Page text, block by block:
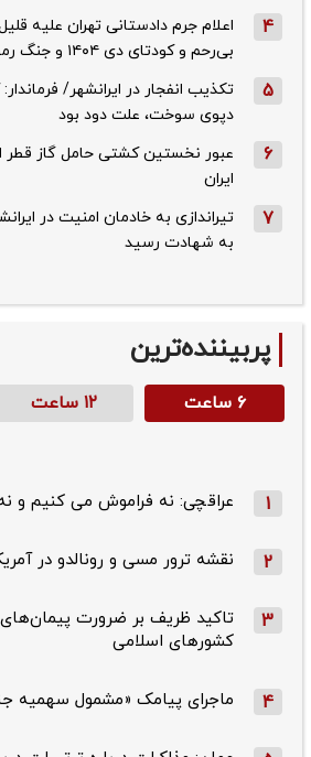
4
اعلام جرم دادستانی تهران علیه
بی‌رحم و کودتای دی‌ ۱۴۰۴ و جنگ رمضان
5
تکذیب ‌انفجار در ایرانشهر/
دپوی سوخت، علت دود بود
6
عبور نخستین کشتی حامل گاز قطر
ایران
7
تیراندازی به خادمان امنیت در
به شهادت رسید
پربیننده‌ترین
۶ ساعت ۱۲ ساعت
1 عراقچی: نه فراموش می کنیم و
2 نقشه ترور مسی و رونالدو در
3
تاکید ظریف بر ضرورت پیمان‌های
کشورهای اسلامی
4 ماجرای پیامک «مشمول